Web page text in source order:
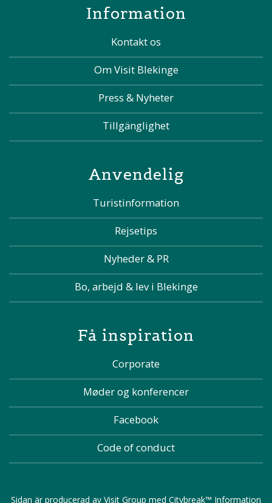
Information
Kontakt os
Om Visit Blekinge
Press & Nyheter
Tillgänglighet
Anvendelig
Turistinformation
Rejsetips
Nyheder & PR
Bo, arbejd & lev i Blekinge
Få inspiration
Corporate
Møder og konferencer
Facebook
Code of conduct
Sidan är producerad av Visit Group med Citybreak™ Information